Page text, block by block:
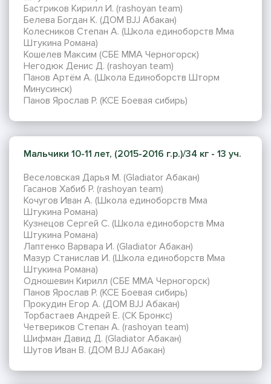
Бастриков Кирилл И. (rashoyan team)
Белева Богдан К. (ДОМ BJJ Абакан)
Колесников Степан А. (Школа единоборств Мма
Штукина Романа)
Кошелев Максим (СБЕ ММА Черногорск)
Негодюк Денис Д. (rashoyan team)
Панов Артём А. (Школа Единоборств Шторм
Минусинск)
Панов Ярослав Р. (KCE Боевая сибирь)
Мальчики 10-11 лет, (2015-2016 г.р.)/34 кг - 13 уч.
Веселовская Дарья М. (Gladiator Абакан)
Гасанов Хабиб Р. (rashoyan team)
Кочугов Иван А. (Школа единоборств Мма
Штукина Романа)
Кузнецов Сергей С. (Школа единоборств Мма
Штукина Романа)
Лаптенко Варвара И. (Gladiator Абакан)
Мазур Станислав И. (Школа единоборств Мма
Штукина Романа)
Одношевин Кирилл (СБЕ ММА Черногорск)
Панов Ярослав Р. (KCE Боевая сибирь)
Прокудин Егор А. (ДОМ BJJ Абакан)
Торбастаев Андрей Е. (СК Бронкс)
Четвeриков Степан А. (rashoyan team)
Шифман Давид Д. (Gladiator Абакан)
Шутов Иван В. (ДОМ BJJ Абакан)